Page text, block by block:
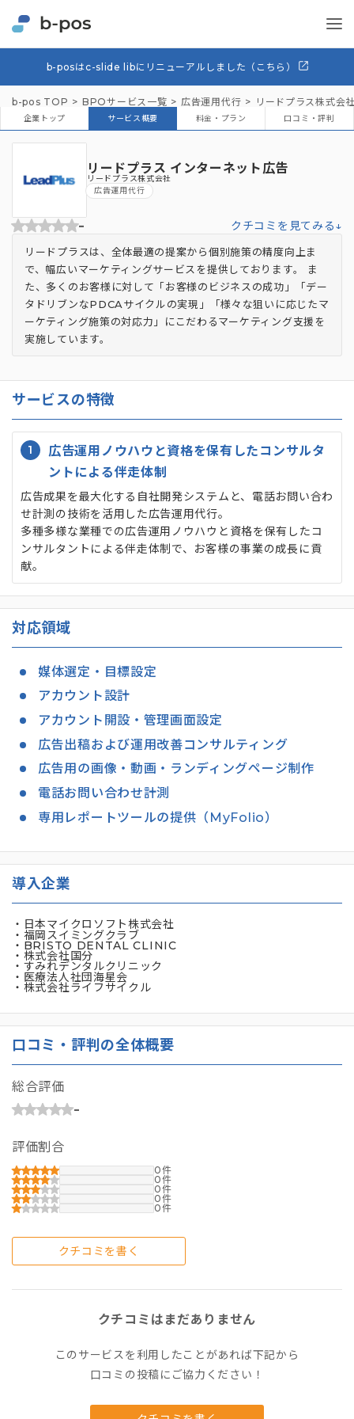
b-posはc-slide libにリニューアルしました（こちら）
b-pos TOP BPOサービス一覧 広告運用代行 リードプラス株式会
企業トップ サービス概要 料金・プラン 口コミ・評判
リードプラス インターネット広告
リードプラス株式会社
広告運用代行
- クチコミを見てみる↓
リードプラスは、全体最適の提案から個別施策の精度向上ま
で、幅広いマーケティングサービスを提供しております。 ま
た、多くのお客様に対して「お客様のビジネスの成功」「デー
タドリブンなPDCAサイクルの実現」「様々な狙いに応じたマ
ーケティング施策の対応力」にこだわるマーケティング支援を
実施しています。
サービスの特徴
1
広告運用ノウハウと資格を保有したコンサルタ
ントによる伴走体制
広告成果を最大化する自社開発システムと、電話お問い合わ
せ計測の技術を活用した広告運用代行。
多種多様な業種での広告運用ノウハウと資格を保有したコ
ンサルタントによる伴走体制で、お客様の事業の成長に貢
献。
対応領域
媒体選定・目標設定
アカウント設計
アカウント開設・管理画面設定
広告出稿および運用改善コンサルティング
広告用の画像・動画・ランディングページ制作
電話お問い合わせ計測
専用レポートツールの提供（MyFolio）
導入企業
・日本マイクロソフト株式会社
・福岡スイミングクラブ
・BRISTO DENTAL CLINIC
・株式会社国分
・すみれデンタルクリニック
・医療法人社団海星会
・株式会社ライフサイクル
口コミ・評判の全体概要
総合評価
-
評価割合
0
0
0
0
0
クチコミを書く
クチコミはまだありません
このサービスを利用したことがあれば下記から
口コミの投稿にご協力ください！